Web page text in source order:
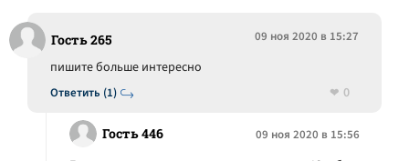
Гость 265 09 ноя 2020 в 15:27
Ответить (1)
пишите больше интересно
0
Гость 446 09 ноя 2020 в 15:56